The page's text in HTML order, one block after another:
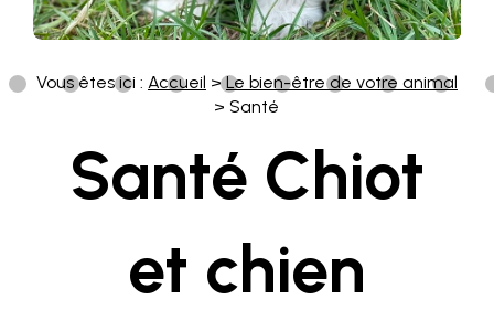
Vous êtes ici : Accueil >Le bien-être de votre animal
> Santé
Santé Chiot
et chien